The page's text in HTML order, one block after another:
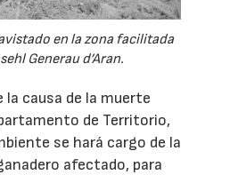
en la zona facilitada
Generau d’Aran.
la causa de la muerte
de Territorio,
se hará cargo de la
afectado, para